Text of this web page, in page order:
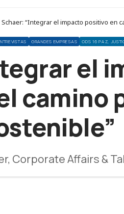
“Integrar el impacto positivo en
GRANDES EMPRESAS ODS 16 PAZ,
el
camino
Corporate Affairs &